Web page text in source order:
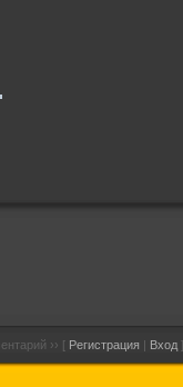
›› [ Регистрация | Вход ]